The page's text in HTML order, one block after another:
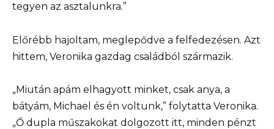
tegyen az asztalunkra.”
Előrébb hajoltam, meglepődve a felfedezésen. Azt
hittem, Veronika gazdag családból származik.
„Miután apám elhagyott minket, csak anya, a
bátyám, Michael és én voltunk,” folytatta Veronika.
„Ő dupla műszakokat dolgozott itt, minden pénzt